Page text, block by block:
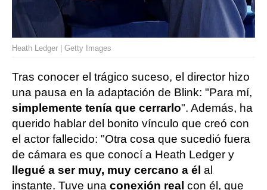
Heath Ledger | Getty Images
Tras conocer el trágico suceso, el director hizo
una pausa en la adaptación de Blink: "Para mí,
simplemente tenía que cerrarlo". Además, ha
querido hablar del bonito vínculo que creó con
el actor fallecido: "Otra cosa que sucedió fuera
de cámara es que conocí a Heath Ledger y
llegué a ser muy, muy cercano a él al
instante. Tuve una conexión real con él, que